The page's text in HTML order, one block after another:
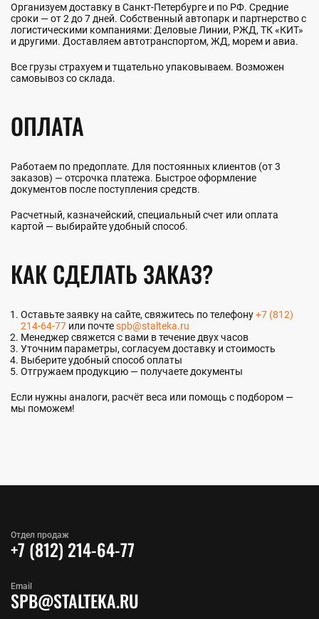
Организуем доставку в Санкт-Петербурге и по РФ. Средние
сроки — от 2 до 7 дней. Собственный автопарк и партнерство с
логистическими компаниями: Деловые Линии, РЖД, ТК «КИТ»
и другими. Доставляем автотранспортом, ЖД, морем и авиа.
Все грузы страхуем и тщательно упаковываем. Возможен
самовывоз со склада.
ОПЛАТА
Работаем по предоплате. Для постоянных клиентов (от 3
заказов) — отсрочка платежа. Быстрое оформление
документов после поступления средств.
Расчетный, казначейский, специальный счет или оплата
картой — выбирайте удобный способ.
КАК СДЕЛАТЬ ЗАКАЗ?
Оставьте заявку на сайте, свяжитесь по телефону+7 (812)
214-64-77 или почтеspb@stalteka.ru
Менеджер свяжется с вами в течение двух часов
Уточним параметры, согласуем доставку и стоимость
Выберите удобный способ оплаты
Отгружаем продукцию — получаете документы
Если нужны аналоги, расчёт веса или помощь с подбором —
мы поможем!
Отдел продаж
+7 (812) 214-64-77
Email
SPB@STALTEKA.RU